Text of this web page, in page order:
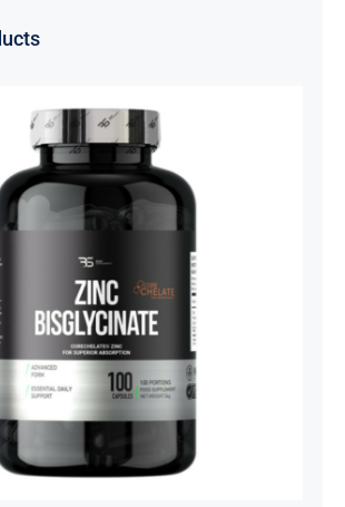
Bisglicinat 20 mg – Zinc
CoreChelate®, 100
kapsula
Svi proizvodi Vitaminko
1.350,00рсд